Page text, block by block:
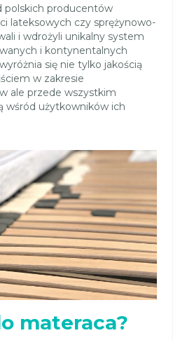
polskich producentów
lateksowych czy sprężynowo-
i wdrożyli unikalny system
i kontynentalnych
się nie tylko jakością
w zakresie
ale przede wszystkim
wśród użytkowników ich
materaca?